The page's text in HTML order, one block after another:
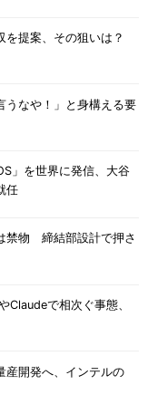
を提案、その狙いは？
うなや！」と身構える要
」を世界に発信、大谷
任
禁物 締結部設計で押さ
で相次ぐ事態、
産開発へ、インテルの